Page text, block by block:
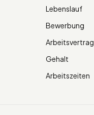
Lebenslauf
Bewerbung
Arbeitsvertrag
Gehalt
Arbeitszeiten